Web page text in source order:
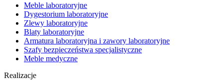
Meble laboratoryjne
Dygestorium laboratoryjne
Zlewy laboratoryjne
Blaty laboratoryjne
Armatura laboratoryjna i zawory laboratoryjne
Szafy bezpieczeństwa specjalistyczne
Meble medyczne
Realizacje